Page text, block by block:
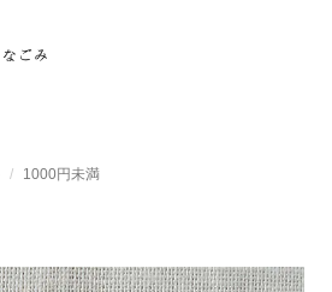
1000円未満